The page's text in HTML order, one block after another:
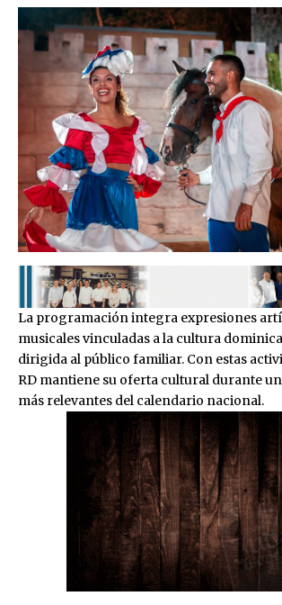
La programación integra expresiones
musicales vinculadas a la cultura
dirigida al público familiar. Con estas
RD mantiene su oferta cultural durante
más relevantes del calendario nacional.